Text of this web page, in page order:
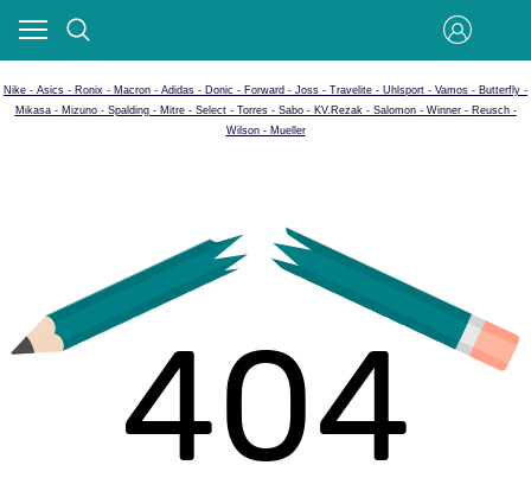
Nike - Asics - Ronix - Macron - Adidas - Donic - Forward - Joss - Travelite - Uhlsport - Vamos - Butterfly -
Mikasa - Mizuno - Spalding - Mitre - Select - Torres - Sabo - KV.Rezak - Salomon - Winner - Reusch -
Wilson - Mueller
404